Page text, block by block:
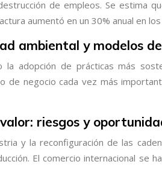
de empleos. Se
aumentó en un 30% anual en
ambiental y modelos
adopción de prácticas más
negocio cada vez más
riesgos y
y la reconfiguración de las
El comercio internacional